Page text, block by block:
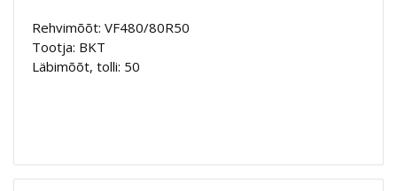
Rehvimõõt: VF480/80R50
Tootja: BKT
Läbimõõt, tolli: 50